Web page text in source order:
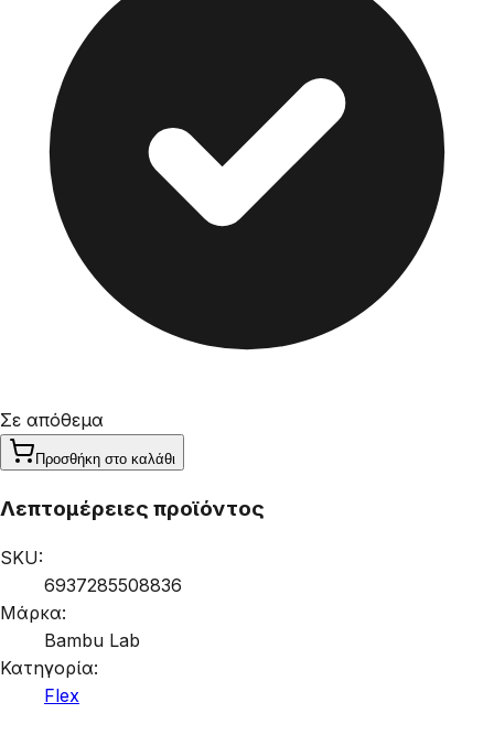
Σε απόθεμα
Προσθήκη στο καλάθι
Λεπτομέρειες προϊόντος
SKU:
6937285508836
Μάρκα:
Bambu Lab
Κατηγορία:
Flex